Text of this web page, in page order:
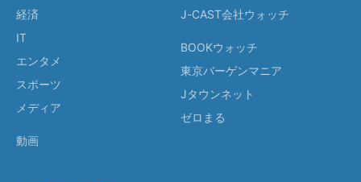
経済
IT
エンタメ
スポーツ
メディア
動画
J-CAST会社ウォッチ
BOOKウォッチ
東京バーゲンマニア
Jタウンネット
ゼロまる